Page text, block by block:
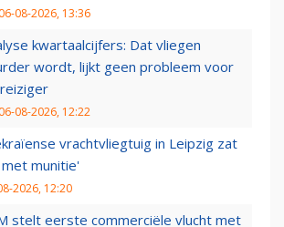
06-08-2026, 13:36
kwartaalcijfers: Dat vliegen
wordt, lijkt geen probleem voor
06-08-2026, 12:22
vrachtvliegtuig in Leipzig zat
munitie'
2026, 12:20
stelt eerste commerciële vlucht met